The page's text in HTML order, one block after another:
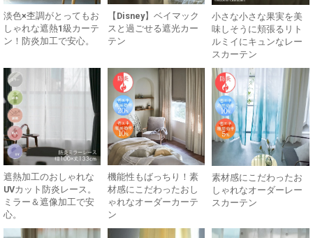
淡色×杢調がとってもお
しゃれな遮熱1級カーテ
ン！防炎加工で安心。
【Disney】ベイマック
スと過ごせる遮光カー
テン
小さな小さな果実を美
味しそうに頬張るリト
ルミイにキュンなレー
スカーテン
遮熱加工のおしゃれな
UVカット防炎レース。
ミラー＆遮像加工で安
心。
機能性もばっちり！素
材感にこだわったおし
ゃれなオーダーカーテ
ン
素材感にこだわったお
しゃれなオーダーレー
スカーテン